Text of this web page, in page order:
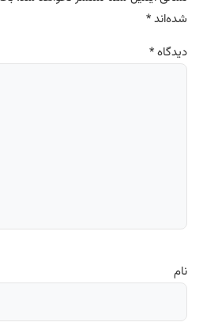
شده‌اند*
دیدگاه*
نام